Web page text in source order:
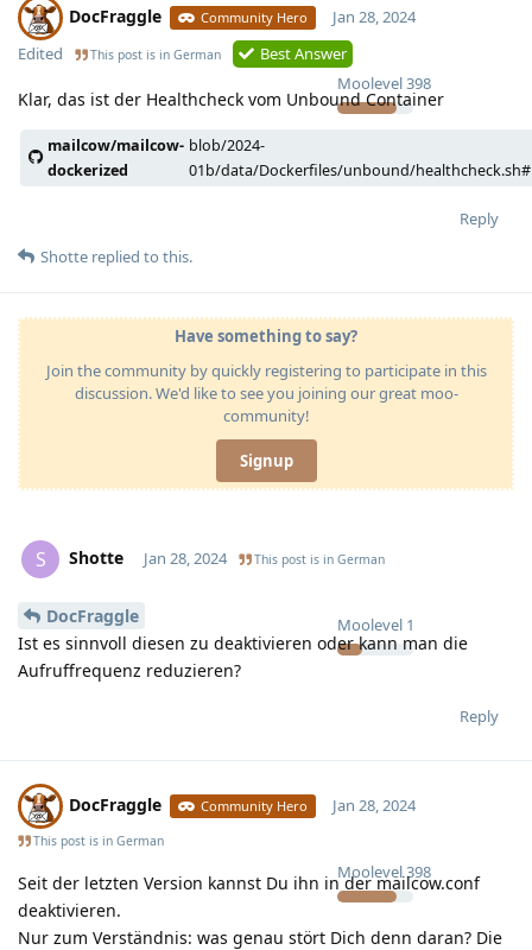
DocFraggle Community Hero
Moolevel398
Jan 28, 2024
Edited
This post is in German Best Answer
Klar, das ist der Healthcheck vom Unbound Container
mailcow/mailcow-
dockerized
blob/2024-
01b/data/Dockerfiles/unbound/
Reply
Shotte replied to this.
Have something to say?
Join the community by quickly registering to participate in this
discussion. We'd like to see you joining our great moo-
community!
Signup
S Shotte
Moolevel 1
Jan 28, 2024 This post is in German
DocFraggle
Ist es sinnvoll diesen zu deaktivieren oder kann man die
Aufruffrequenz reduzieren?
Reply
DocFraggle Community Hero
Moolevel398
Jan 28, 2024
This post is in German
Seit der letzten Version kannst Du ihn in der mailcow.conf
deaktivieren.
Nur zum Verständnis: was genau stört Dich denn daran? Die